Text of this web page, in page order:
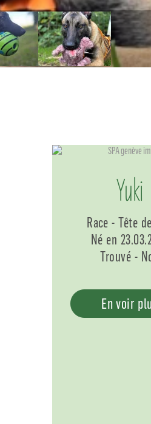
Yuki
Race - Tête
Né en
Trouvé -
En voir